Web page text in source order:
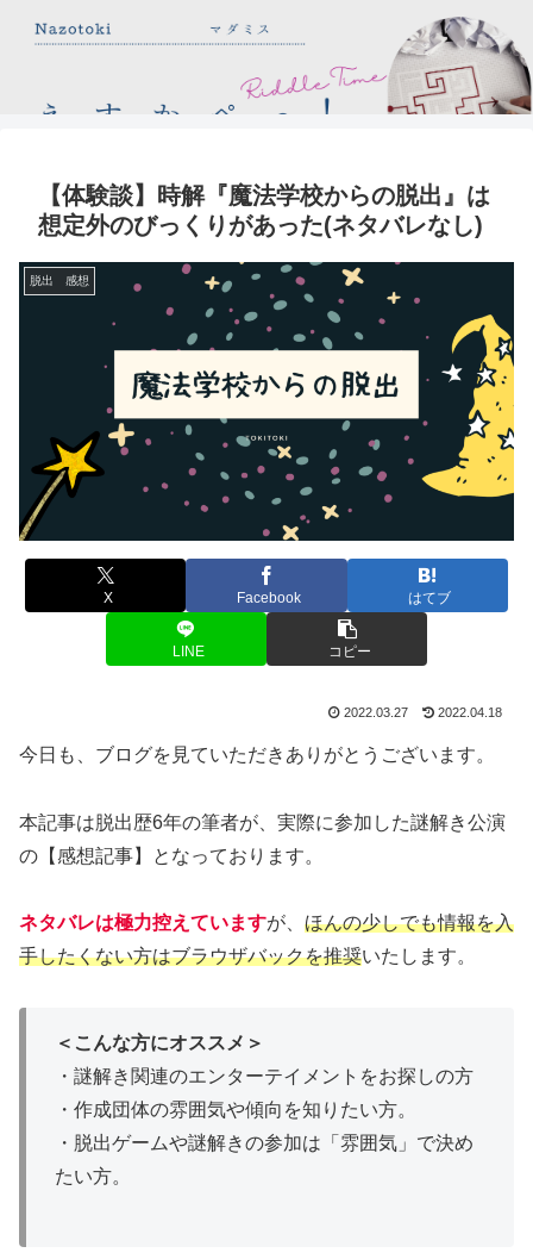
【体験談】時解『魔法学校からの脱出』は
想定外のびっくりがあった(ネタバレなし)
脱出 感想
X Facebook はてブ
LINE コピー
2022.03.27 2022.04.18
今日も、ブログを見ていただきありがとうございます。
本記事は脱出歴6年の筆者が、実際に参加した謎解き公演
の【感想記事】となっております。
ネタバレは極力控えていますが、 ほんの少しでも情報を入
手したくない方はブラウザバックを推奨いたします。
＜こんな方にオススメ＞
・謎解き関連のエンターテイメントをお探しの方
・作成団体の雰囲気や傾向を知りたい方。
・脱出ゲームや謎解きの参加は「雰囲気」で決め
たい方。